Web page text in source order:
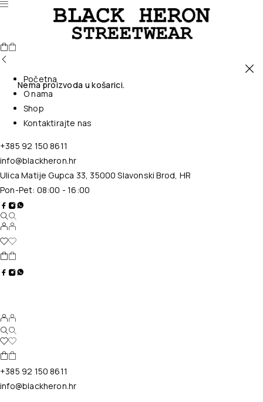
Nema proizvoda u košarici.
Početna
O nama
Shop
Kontaktirajte nas
+385 92 150 8611
info@blackheron.hr
Ulica Matije Gupca 33, 35000 Slavonski Brod, HR
Pon-Pet: 08:00 - 16:00
+385 92 150 8611
info@blackheron.hr